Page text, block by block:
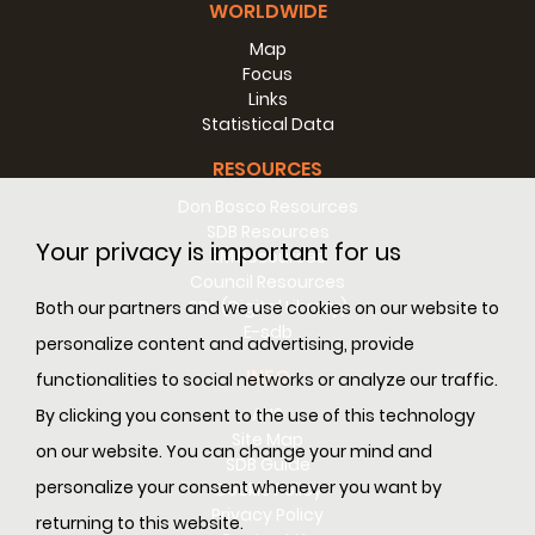
Your privacy is important for us
Both our partners and we use cookies on our website to
personalize content and advertising, provide
functionalities to social networks or analyze our traffic.
By clicking you consent to the use of this technology
on our website. You can change your mind and
personalize your consent whenever you want by
returning to this website.
WORLDWIDE
Map
Focus
Links
Statistical Data
RESOURCES
RM Resources
SDL (Digital Library)
E-sdb
INFO
ANS
Site Map
SDB Guide
Cookie Policy
Privacy Policy